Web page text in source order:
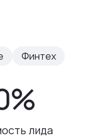
Финтех
лида